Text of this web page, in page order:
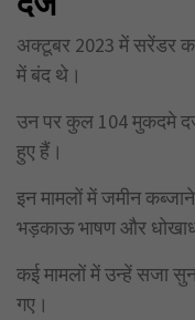
अक्टूबर 2023 में सरेंडर
में बंद थे।
उन पर कुल 104 मुकदमे
हुए हैं।
इन मामलों में जमीन
भड़काऊ भाषण और
कई मामलों में उन्हें सजा
गए।